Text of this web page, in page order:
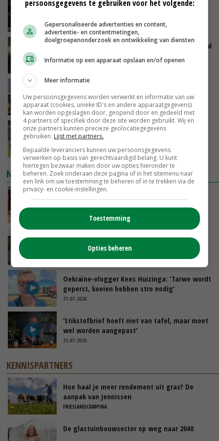
Zalmkweker wil ‘standaard neerzetten die als
VANDAAG, 06:21
Jan Vernooij stopt bij Vee&Logistiek Nederland
VANDAAG, 06:00
vanwege zebrachipbacterie
GISTEREN, 16:25
BBB vraagt minister om langer mest uit te
rijden
GISTEREN, 15:47
NIEUWSTE VIDEO'S
Danique in Canada: ‘Superveel schik gehad
POAH!: Fendt 1042
Oekraïne-vlogger Kees Huizinga: ‘Tarwe wordt
geperst, koeien hebben stro nodig’
31-07-2026
‘Stikstofbrief hoeft niet van tafel, maar moet
wel worden aangepast’
31-07-2026
KENNISPARTNERS
Hoe haal je meer rendement uit gras? De
aanpak van Jennissen
FRIESLANDCAMPINA
De glastuinbouwsector op weg naar 2040
persoonsgegevens te gebruiken voor het volgende:
Gepersonaliseerde advertenties en content,
advertentie- en contentmetingen,
doelgroepenonderzoek en ontwikkeling van diensten
Informatie op een apparaat opslaan en/of openen
Meer informatie
Uw persoonsgegevens worden verwerkt en informatie van uw
apparaat (cookies, unieke ID's en andere apparaatgegevens)
kan worden opgeslagen door, geopend door en gedeeld met
4 partners of specifiek door deze site worden gebruikt. Wij en
onze partners kunnen precieze geolocatiegegevens
gebruiken. Lijst met partners.
Bepaalde leveranciers kunnen uw persoonsgegevens
verwerken op basis van gerechtvaardigd belang. U kunt
hiertegen bezwaar maken door uw opties hieronder te
beheren. Zoek onderaan deze pagina of in het sitemenu naar
een link om uw toestemming te beheren of in te trekken via de
privacy- en cookie-instellingen.
Toestemming
Opties beheren